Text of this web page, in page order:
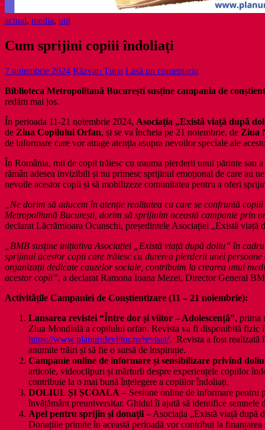
actual, media, util
Cum sprijini copiii îndoliați
7 noiembrie 2024 Răzvan Țupa Lasă un comentariu
Biblioteca Metropolitană București susține campania de
redăm mai jos.
În perioada 11-21 noiembrie 2024, Asociația „Există viață după
de Ziua Copilului Orfan, și se va încheia pe 21 noiembrie, de Ziua
de informare care vor atrage atenția asupra nevoilor speciale ale
În România, mii de copii trăiesc cu trauma pierderii unui părinte sau
rămân adesea invizibili și nu primesc sprijinul emoțional de care au
nevoile acestor copii și să mobilizeze comunitatea pentru a oferi
„Ne dorim să aducem în atenție realitatea cu care se confruntă
Metropolitană București, dorim să sprijinim această campanie prin
declarat Lăcrămioara Ocunschi, președintele Asociației „Există viață
„BMB susține inițiativa Asociației „Există viață după doliu” în
sprijinul acestor copii care trăiesc cu durerea pierderii unei
organizații dedicate cauzelor sociale, contribuim la crearea unui
acestor copii”, a declarat Ramona Ioana Mezei, Director General
Activitățile Campaniei de Conștientizare (11 – 21 noiembrie):
Lansarea revistei “Între dor și viitor – Adolescență”, prima
Ziua Mondială a copilului orfan. Revista va fi disponibilă fizic
https://www.planurideviitor.ro/revista/. Revista a fost realizată
anumite trăiri și să fie o sursă de inspirație.
Campanie online de informare și sensibilizare privind
articole, videoclipuri și mărturii despre experiențele copiilor
contribuie la o mai bună înțelegere a copiilor îndoliați.
DOLIUL ȘI ȘCOALA – Sesiune online de informare
învățământ preuniversitar. Ghidul îi ajută să identifice
Apel pentru sprijin și donații – Asociația „Există viață după
Donațiile primite în această perioadă vor contribui la